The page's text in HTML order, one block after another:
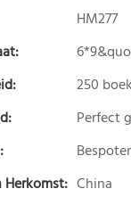
HM277
250
Perfect
Herkomst: China